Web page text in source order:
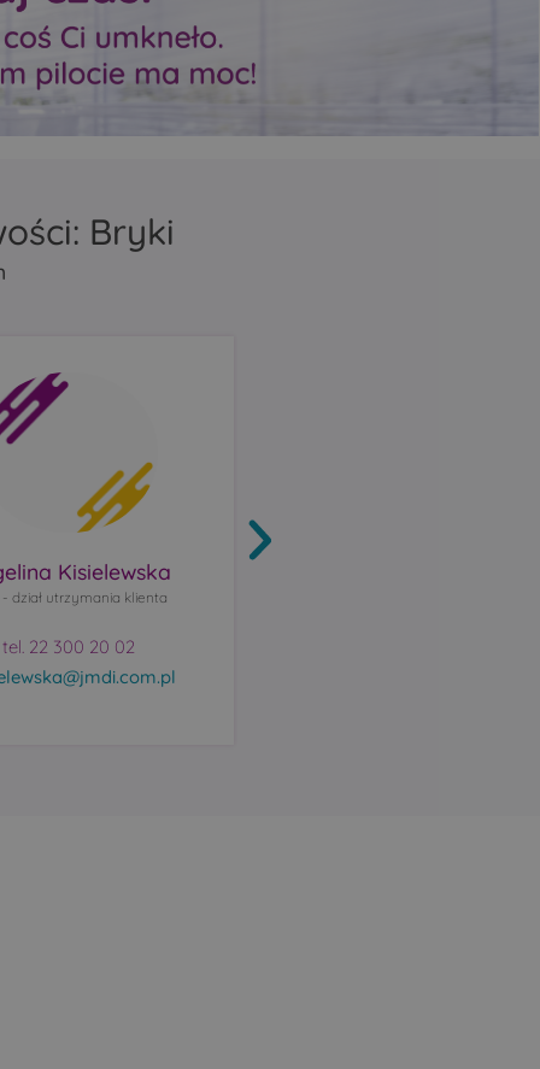
zasięg Mesh
repeater lub bridge
Porty Ethernet automatycznie
wykrywają, czy mają działać
jako LAN czy jako WAN.
Bryki
Kisielewska
- dział utrzymania klienta
tel. 22 300 20 02